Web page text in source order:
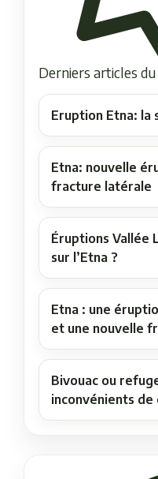
Derniers articles
Eruption Etna: la
Etna: nouvelle
fracture latérale
Éruptions Vallée
sur l’Etna ?
Etna : une
et une nouvelle
Bivouac ou
inconvénients de